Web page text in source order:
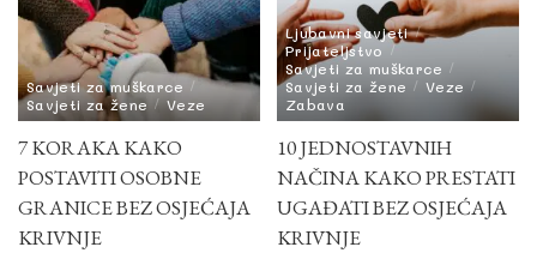
Savjeti za muškarce
Savjeti za žene
Veze
7 KORAKA KAKO
POSTAVITI OSOBNE
GRANICE BEZ OSJEĆAJA
KRIVNJE
Ljubavni savjeti
Prijateljstvo
Savjeti za muškarce
Savjeti za žene
Veze
Zabava
10 JEDNOSTAVNIH
NAČINA KAKO PRESTATI
UGAĐATI BEZ OSJEĆAJA
KRIVNJE